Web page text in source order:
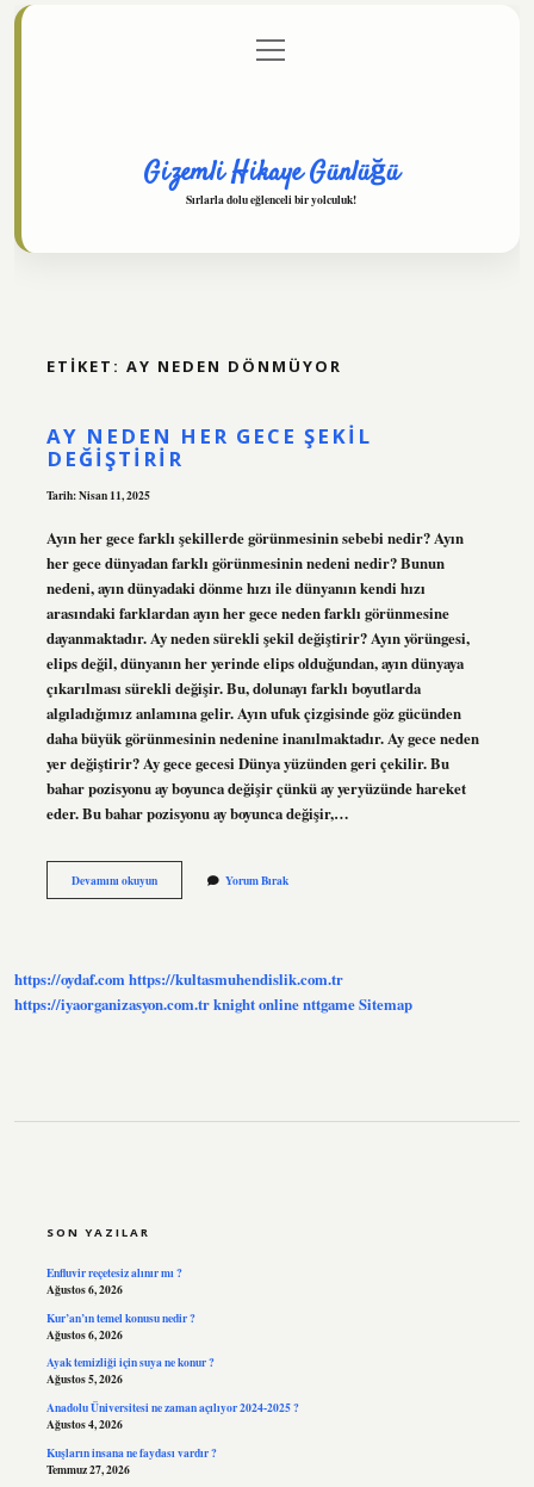
Gizlilik Politikası
menüyü
aç
Gizemli Hikaye Günlüğü
Sırlarla dolu eğlenceli bir yolculuk!
ETIKET: AY NEDEN DÖNMÜYOR
AY NEDEN HER GECE ŞEKIL
DEĞIŞTIRIR
Tarih: Nisan 11, 2025
Ayın her gece farklı şekillerde görünmesinin sebebi nedir? Ayın
her gece dünyadan farklı görünmesinin nedeni nedir? Bunun
nedeni, ayın dünyadaki dönme hızı ile dünyanın kendi hızı
arasındaki farklardan ayın her gece neden farklı görünmesine
dayanmaktadır. Ay neden sürekli şekil değiştirir? Ayın yörüngesi,
elips değil, dünyanın her yerinde elips olduğundan, ayın dünyaya
çıkarılması sürekli değişir. Bu, dolunayı farklı boyutlarda
algıladığımız anlamına gelir. Ayın ufuk çizgisinde göz gücünden
daha büyük görünmesinin nedenine inanılmaktadır. Ay gece neden
yer değiştirir? Ay gece gecesi Dünya yüzünden geri çekilir. Bu
bahar pozisyonu ay boyunca değişir çünkü ay yeryüzünde hareket
eder. Bu bahar pozisyonu ay boyunca değişir,…
Devamını okuyunAy
Neden
Yorum Bırak
https://oydaf.comhttps://kultasmuhendislik.com.tr
https://iyaorganizasyon.com.trknight onlinenttgameSitemap
SON YAZILAR
Enfluvir reçetesiz alınır mı ?
Ağustos 6, 2026
Kur’an’ın temel konusu nedir ?
Ağustos 6, 2026
Ayak temizliği için suya ne konur ?
Ağustos 5, 2026
Anadolu Üniversitesi ne zaman açılıyor 2024-2025 ?
Ağustos 4, 2026
Kuşların insana ne faydası vardır ?
Temmuz 27, 2026